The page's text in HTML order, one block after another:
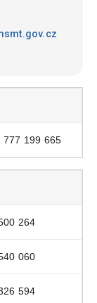
777 199 665
264
060
594